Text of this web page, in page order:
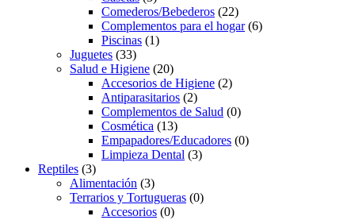
Comederos/Bebederos (22)
Complementos para el hogar (6)
Piscinas (1)
Juguetes (33)
Salud e Higiene (20)
Accesorios de Higiene (2)
Antiparasitarios (2)
Complementos de Salud (0)
Cosmética (13)
Empapadores/Educadores (0)
Limpieza Dental (3)
Reptiles (3)
Alimentación (3)
Terrarios y Tortugueras (0)
Accesorios (0)